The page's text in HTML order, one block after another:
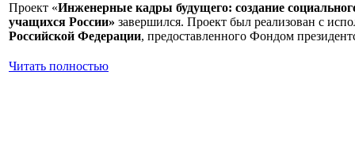
Проект «Инженерные кадры будущего: создание
учащихся России» завершился. Проект был реализован с
Российской Федерации, предоставленного Фондом
Читать полностью